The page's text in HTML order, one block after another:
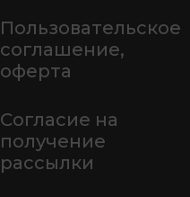
Пользовательское
соглашение,
оферта
Согласие на
получение
рассылки